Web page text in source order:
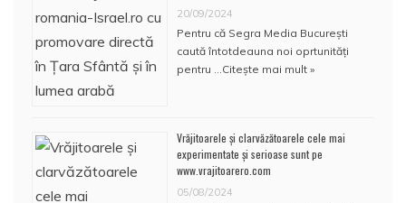
20/09/2024
Pentru că Segra Media București
caută întotdeauna noi oprtunități
pentru … Citește mai mult »
Vrăjitoarele și clarvăzătoarele cele mai
experimentate și serioase sunt pe
www.vrajitoarero.com
05/08/2024